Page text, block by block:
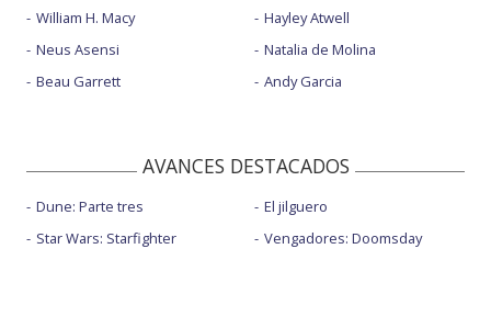
William H. Macy
Neus Asensi
Beau Garrett
Hayley Atwell
Natalia de Molina
Andy Garcia
AVANCES DESTACADOS
Dune: Parte tres
Star Wars: Starfighter
El jilguero
Vengadores: Doomsday